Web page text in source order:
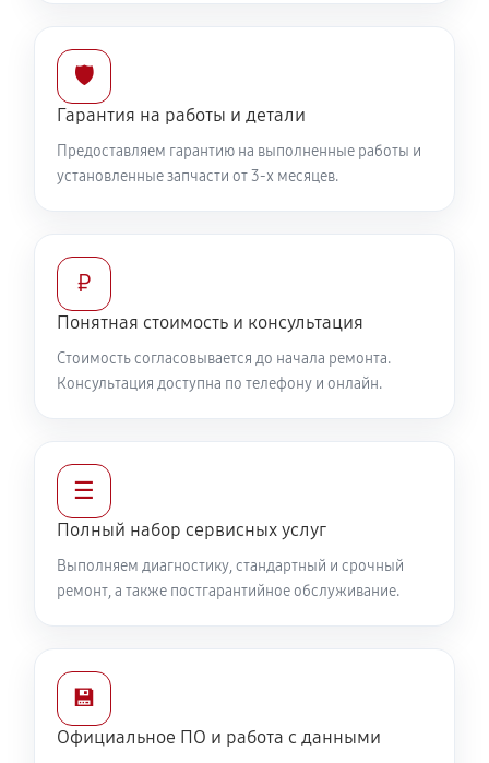
🛡️
Гарантия на работы и детали
Предоставляем гарантию на выполненные работы и
установленные запчасти от 3-х месяцев.
₽
Понятная стоимость и консультация
Стоимость согласовывается до начала ремонта.
Консультация доступна по телефону и онлайн.
☰
Полный набор сервисных услуг
Выполняем диагностику, стандартный и срочный
ремонт, а также постгарантийное обслуживание.
💾
Официальное ПО и работа с данными